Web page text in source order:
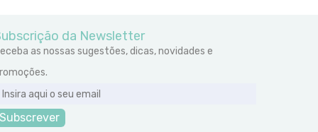
da Newsletter
as nossas sugestões, dicas, novidades e
Subscrever